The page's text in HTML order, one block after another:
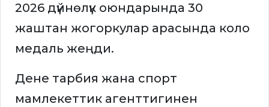
2026 дүйнөлүк оюндарында 30
жаштан жогоркулар арасында коло
медаль жеңди.
Дене тарбия жана спорт
мамлекеттик агенттигинен